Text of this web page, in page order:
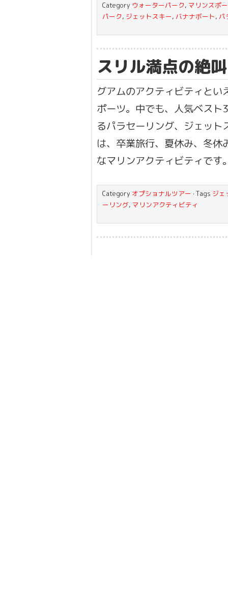
Category ウォーターパーク, マリンスポ
パーク, ジェットスキー, バナナボート, パ
スリル満点の絶
グアムのアクティビティとい
ポーツ。中でも、人気ベスト
るパラセーリング、ジェット
は、卒業旅行、夏休み、冬
なマリンアクティビティで
Category オプショナルツアー · Tags ジェ
ーリング, マリンアクティビティ